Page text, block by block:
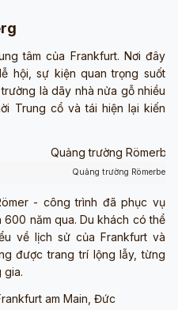
tâm của Frankfurt. Nơi đây
hội, sự kiện quan trọng suốt
là dãy nhà nửa gỗ nhiều
Trung cổ và tái hiện lại kiến
Quảng trường
- công trình đã phục vụ
600 năm qua. Du khách có thể
về lịch sử của Frankfurt và
được trang trí lộng lẫy, từng
gia.
am Main, Đức